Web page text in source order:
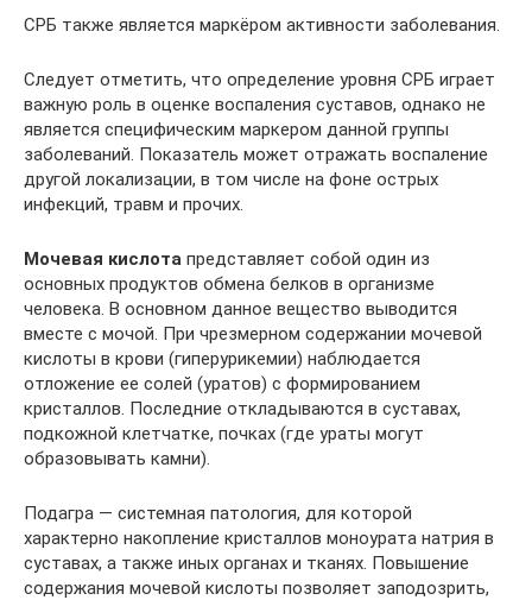
СРБ также является маркёром активности заболевания.
Следует отметить, что определение уровня СРБ играет
важную роль в оценке воспаления суставов, однако не
является специфическим маркером данной группы
заболеваний. Показатель может отражать воспаление
другой локализации, в том числе на фоне острых
инфекций, травм и прочих.
Мочевая кислота представляет собой один из
основных продуктов обмена белков в организме
человека. В основном данное вещество выводится
вместе с мочой. При чрезмерном содержании мочевой
кислоты в крови (гиперурикемии) наблюдается
отложение ее солей (уратов) с формированием
кристаллов. Последние откладываются в суставах,
подкожной клетчатке, почках (где ураты могут
образовывать камни).
Подагра — системная патология, для которой
характерно накопление кристаллов моноурата натрия в
суставах, а также иных органах и тканях. Повышение
содержания мочевой кислоты позволяет заподозрить,